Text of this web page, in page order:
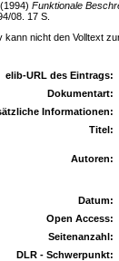
(1994) Funktionale
08. 17 S.
kann nicht den Volltext
elib-URL des Eintrags:
Dokumentart:
Informationen:
Titel:
Autoren:
Datum:
Open Access:
Seitenanzahl:
DLR - Schwerpunkt: